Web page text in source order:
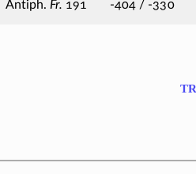
Antiph.Fr. 191 -404 / -330